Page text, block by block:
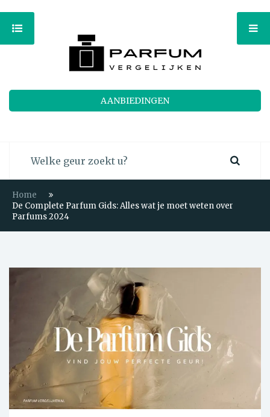
AANBIEDINGEN
Home
De Complete Parfum Gids: Alles wat je moet weten over
Parfums 2024